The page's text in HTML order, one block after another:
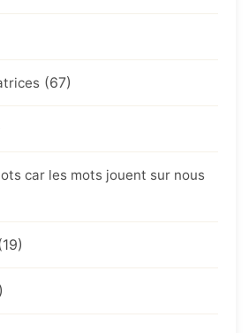
(67)
car les mots jouent sur nous